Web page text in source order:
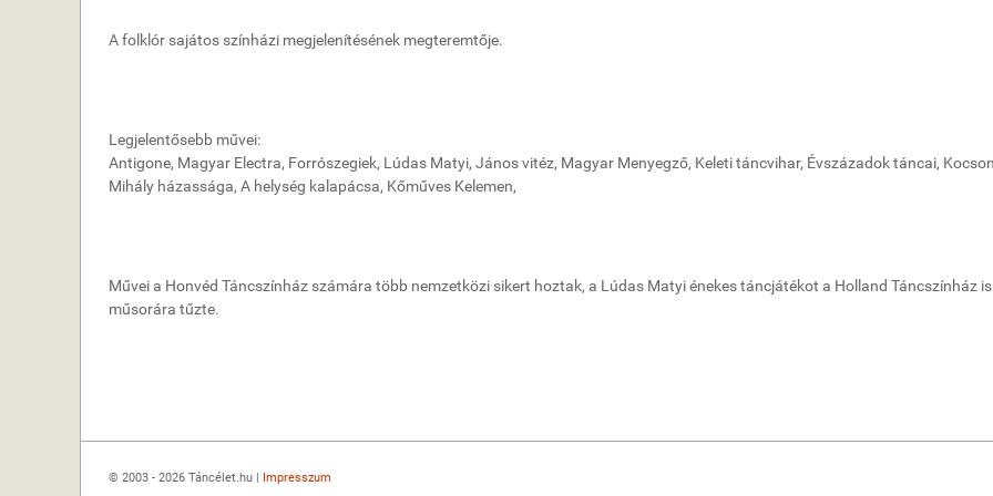
A folklór sajátos színházi megjelenítésének megteremtője.
Legjelentősebb művei:
Antigone, Magyar Electra, Forrószegiek, Lúdas Matyi, János vitéz, Magyar Menyegző, Keleti táncvihar, Évszázadok táncai,
Mihály házassága, A helység kalapácsa, Kőműves Kelemen,
Művei a Honvéd Táncszínház számára több nemzetközi sikert hoztak, a Lúdas Matyi énekes táncjátékot a Holland Táncszínház is
műsorára tűzte.
© 2003 - 2026 Táncélet.hu | Impresszum